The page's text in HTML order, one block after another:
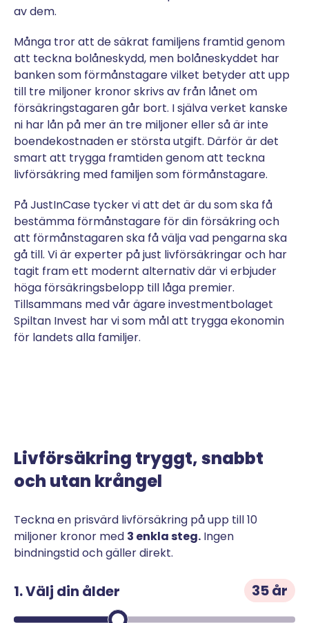
av dem.
Många tror att de säkrat familjens framtid genom
att teckna bolåneskydd, men bolåneskyddet har
banken som förmånstagare vilket betyder att upp
till tre miljoner kronor skrivs av från lånet om
försäkringstagaren går bort. I själva verket kanske
ni har lån på mer än tre miljoner eller så är inte
boendekostnaden er största utgift. Därför är det
smart att trygga framtiden genom att teckna
livförsäkring med familjen som förmånstagare.
På JustInCase tycker vi att det är du som ska få
bestämma förmånstagare för din försäkring och
att förmånstagaren ska få välja vad pengarna ska
gå till. Vi är experter på just livförsäkringar och har
tagit fram ett modernt alternativ där vi erbjuder
höga försäkringsbelopp till låga premier.
Tillsammans med vår ägare investmentbolaget
Spiltan Invest har vi som mål att trygga ekonomin
för landets alla familjer.
Livförsäkring tryggt, snabbt
och utan krångel
Teckna en prisvärd livförsäkring på upp till 10
miljoner kronor med 3 enkla steg. Ingen
bindningstid och gäller direkt.
1. Välj din ålder 35 år